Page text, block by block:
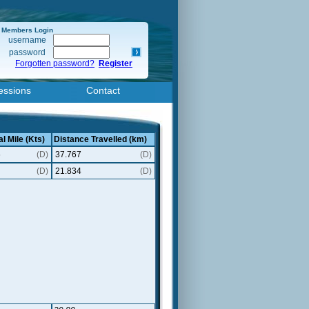
Members Login
username
password
Forgotten password? Register
Contact
Mile (Kts)
Distance Travelled (km)
(D) 37.767
(D)
(D) 21.834
(D)